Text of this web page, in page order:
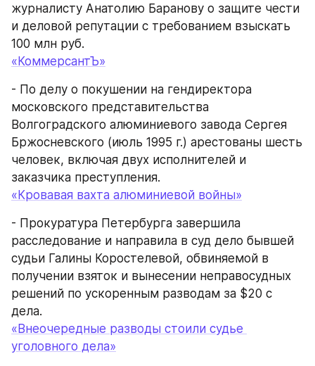
журналисту Анатолию Баранову о защите чести
и деловой репутации с требованием взыскать
100 млн руб.
«КоммерсантЪ»
- По делу о покушении на гендиректора
московского представительства
Волгоградского алюминиевого завода Сергея
Бржосневского (июль 1995 г.) арестованы шесть
человек, включая двух исполнителей и
заказчика преступления.
«Кровавая вахта алюминиевой войны»
- Прокуратура Петербурга завершила
расследование и направила в суд дело бывшей
судьи Галины Коростелевой, обвиняемой в
получении взяток и вынесении неправосудных
решений по ускоренным разводам за $20 с
дела.
«Внеочередные разводы стоили судье
уголовного дела»